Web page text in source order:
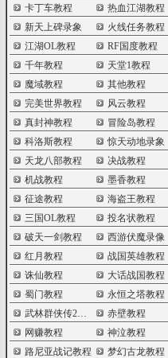
卡丁车教程
热血江湖教程
新天上碑录象
火线任务教程
江湖OL教程
RF国度教程
千年教程
天堂1教程
魔域教程
其他教程
完美世界教程
风云教程
真封神教程
冒险岛教程
科洛斯教程
惊天动地录象
天龙八部教程
决战教程
机战教程
墨香教程
征途教程
海盗王教程
三国OL教程
投名状教程
破天一剑教程
西游伏魔录像
红月教程
战国英雄教程
诛仙教程
大话战国教程
蜀门教程
永恒之塔教程
武林群侠传2教程
赤壁教程
网赚教程
神泣教程
路尼亚战记教程
梦幻古龙教程